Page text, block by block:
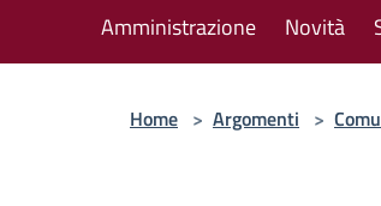
Amministrazione Novità
Home > Argomenti >